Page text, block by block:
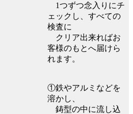
1つずつ念入りにチ
ェックし、すべての
検査に
クリア出来ればお
客様のもとへ届けら
れます。
①鉄やアルミなどを
溶かし、
鋳型の中に流し込